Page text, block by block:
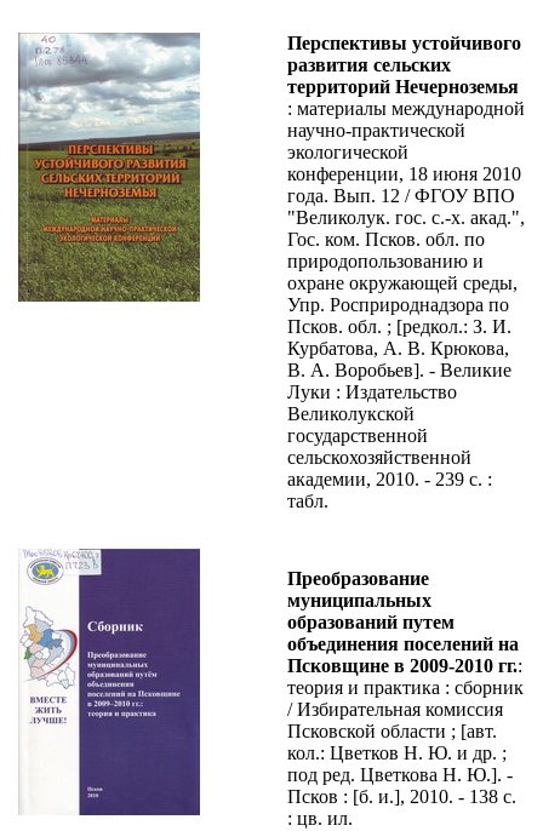
Перспективы устойчивого
развития сельских
территорий Нечерноземья
: материалы международной
научно-практической
экологической
конференции, 18 июня 2010
года. Вып. 12 / ФГОУ ВПО
"Великолук. гос. с.-х. акад.",
Гос. ком. Псков. обл. по
природопользованию и
охране окружающей среды,
Упр. Росприроднадзора по
Псков. обл. ; [редкол.: З. И.
Курбатова, А. В. Крюкова,
В. А. Воробьев]. - Великие
Луки : Издательство
Великолукской
государственной
сельскохозяйственной
академии, 2010. - 239 с. :
табл.
Преобразование
муниципальных
образований путем
объединения поселений на
Псковщине в 2009-2010 гг.:
теория и практика : сборник
/ Избирательная комиссия
Псковской области ; [авт.
кол.: Цветков Н. Ю. и др. ;
под ред. Цветкова Н. Ю.]. -
Псков : [б. и.], 2010. - 138 с.
: цв. ил.